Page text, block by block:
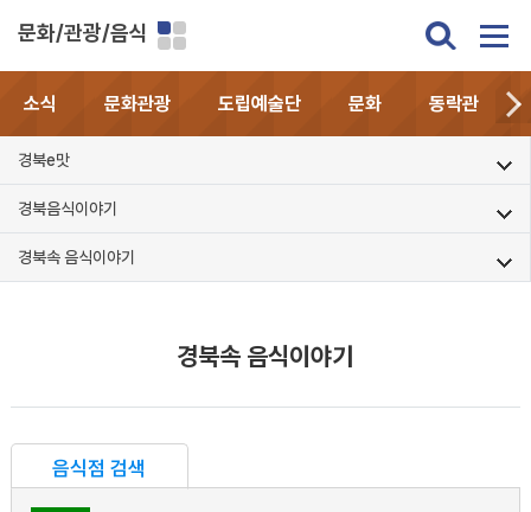
문화/관광/음식
소식 문화관광 도립예술단 문화 동락관
경북e맛
경북음식이야기
경북속 음식이야기
경북속 음식이야기
음식점 검색